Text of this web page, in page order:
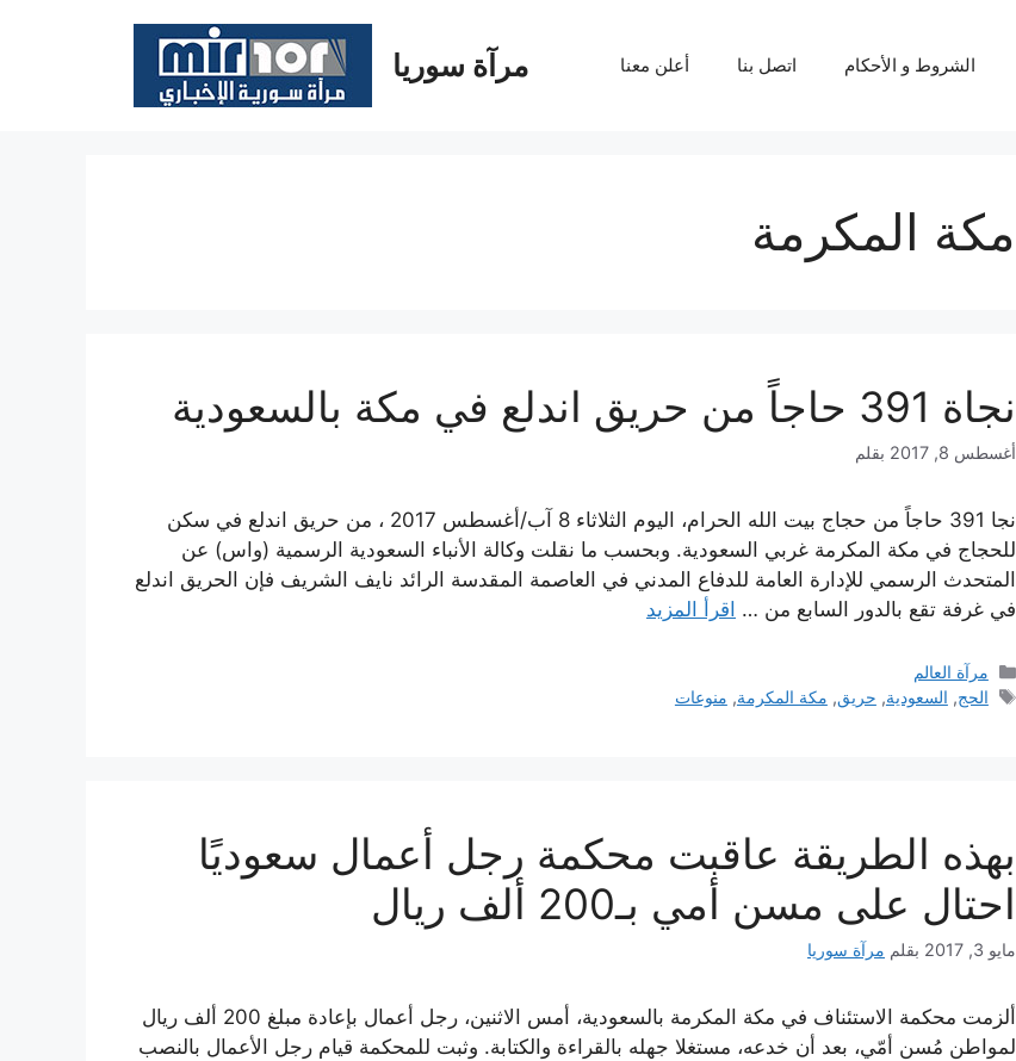
مرآة سوريا الشروط و الأحكام اتصل بنا أعلن معنا
مكة المكرمة
نجاة 391 حاجاً من حريق اندلع في مكة بالسعودية
أغسطس 8, 2017 بقلم
نجا 391 حاجاً من حجاج بيت الله الحرام، اليوم الثلاثاء 8 آب/أغسطس 2017 ، من حريق اندلع في سكن
للحجاج في مكة المكرمة غربي السعودية. وبحسب ما نقلت وكالة الأنباء السعودية الرسمية (واس) عن
المتحدث الرسمي للإدارة العامة للدفاع المدني في العاصمة المقدسة الرائد نايف الشريف فإن الحريق اندلع
في غرفة تقع بالدور السابع من … اقرأ المزيد
التصنيفات
مرآة العالم
الوسوم
الحج, السعودية, حريق, مكة المكرمة, منوعات
بهذه الطريقة عاقبت محكمة رجل أعمال سعوديًا
احتال على مسن أمي بـ200 ألف ريال
مايو 3, 2017 بقلم مرآة سوريا
ألزمت محكمة الاستئناف في مكة المكرمة بالسعودية، أمس الاثنين، رجل أعمال بإعادة مبلغ 200 ألف ريال
لمواطن مُسن أمّي، بعد أن خدعه، مستغلا جهله بالقراءة والكتابة. وثبت للمحكمة قيام رجل الأعمال بالنصب